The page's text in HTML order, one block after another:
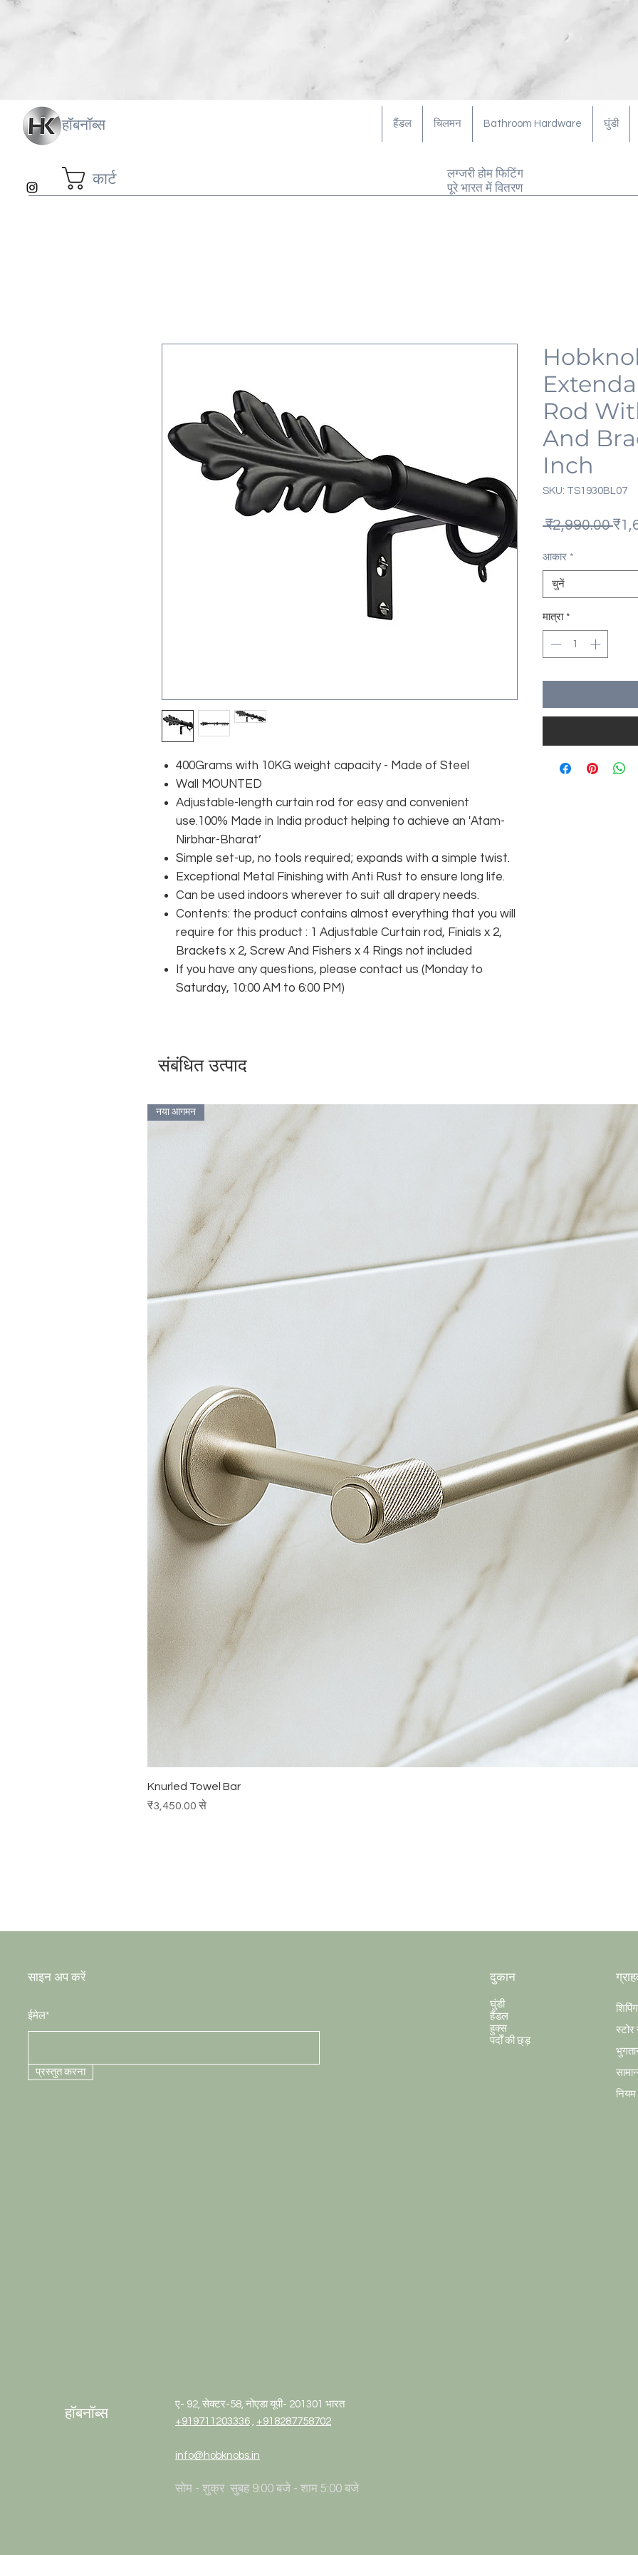
हॉबनॉब्स
कार्ट
हैंडल चिलमन Bathroom Hardware घुंडी
लग्जरी होम फिटिंग
पूरे भारत में वितरण
400Grams with 10KG weight capacity - Made of Steel
Wall MOUNTED
Adjustable-length curtain rod for easy and convenient
use.100% Made in India product helping to achieve an 'Atam-
Nirbhar-Bharat’
Simple set-up, no tools required; expands with a simple twist.
Exceptional Metal Finishing with Anti Rust to ensure long life.
Can be used indoors wherever to suit all drapery needs.
Contents: the product contains almost everything that you will
require for this product : 1 Adjustable Curtain rod, Finials x 2,
Brackets x 2, Screw And Fishers x 4 Rings not included
If you have any questions, please contact us (Monday to
Saturday, 10:00 AM to 6:00 PM)
Rod
And
Inch
SKU: TS1930BL07
₹2,990.00
आकार *
चुनें
मात्रा *
संबंधित उत्पाद
नया आगमन
Knurled Towel Bar
₹3,450.00 से
बिक्री मूल्य
साइन अप करें
ईमेल*
प्रस्तुत करना
दुकान
घुंडी
हैंडल
हुक्स
पर्दों की छ्ड़
स्टोर
हॉबनॉब्स
ए- 92, सेक्टर-58, नोएडा यूपी- 201301 भारत
+919711203336 , +918287758702
info@hobknobs.in
सोम - शुक्र सुबह 9:00 बजे - शाम 5:00 बजे